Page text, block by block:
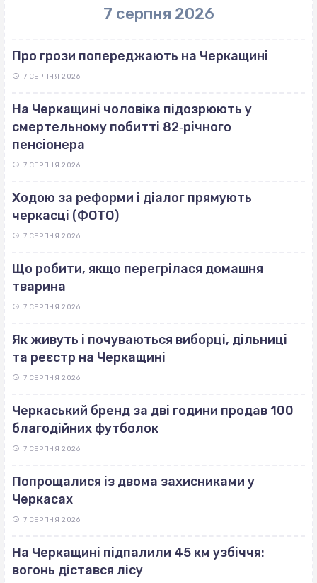
7 серпня 2026
Про грози попереджають на Черкащині
7 СЕРПНЯ 2026
На Черкащині чоловіка підозрюють у
смертельному побитті 82‐річного
пенсіонера
7 СЕРПНЯ 2026
Ходою за реформи і діалог прямують
черкасці (ФОТО)
7 СЕРПНЯ 2026
Що робити, якщо перегрілася домашня
тварина
7 СЕРПНЯ 2026
Як живуть і почуваються виборці, дільниці
та реєстр на Черкащині
7 СЕРПНЯ 2026
Черкаський бренд за дві години продав 100
благодійних футболок
7 СЕРПНЯ 2026
Попрощалися із двома захисниками у
Черкасах
7 СЕРПНЯ 2026
На Черкащині підпалили 45 км узбіччя:
вогонь дістався лісу